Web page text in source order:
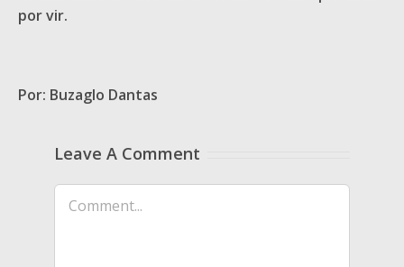
por vir.
Por: Buzaglo Dantas
Leave A Comment
Comment